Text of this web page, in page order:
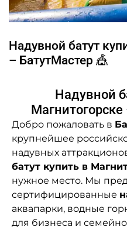
Надувной батут
– БатутМастер 🎪
Надувной
Добро пожаловать в
крупнейшее
надувных
батут купить в
нужное место. Мы
сертифицированные
аквапарки, водные
для бизнеса и